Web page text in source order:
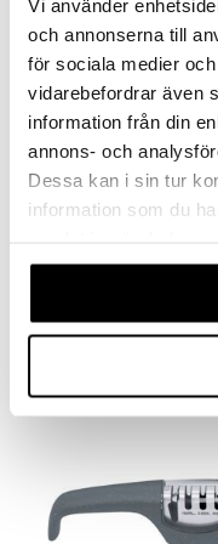
Vi använder
och annonserna till
för sociala medier
vidarebefordrar även
information från din
annons- och
Dessa kan i sin tur
information som du
våra cookies vid
ZYLISS
55 €